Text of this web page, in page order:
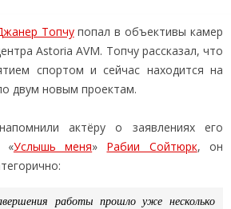
Топчупопал в объективы камер
Astoria AVM. Топчу рассказал, что
спортом и сейчас находится на
двум новым проектам.
актёру о заявлениях его
«Услышь меня» Рабии Сойтюрк, он
работы прошло уже несколько